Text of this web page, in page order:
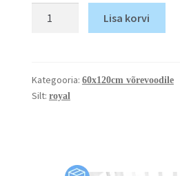
Lisa korvi
Kategooria: 60x120cm võrevoodile
Silt: royal